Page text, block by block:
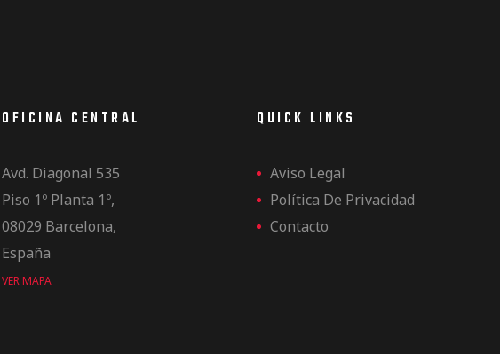
OFICINA CENTRAL
Avd. Diagonal 535
Piso 1º Planta 1º,
08029 Barcelona,
España
VER MAPA
QUICK LINKS
Aviso Legal
Política De Privacidad
Contacto